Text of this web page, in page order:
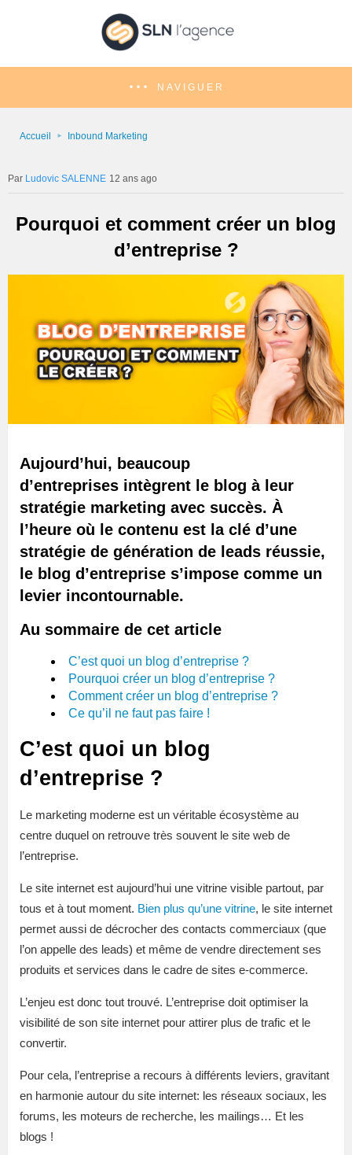
NAVIGUER
Accueil Inbound Marketing
Ludovic SALENNE 12 ans ago
Pourquoi et comment créer un blog
d’entreprise ?
Aujourd’hui, beaucoup
d’entreprises intègrent le blog à leur
stratégie marketing avec succès. À
l’heure où le contenu est la clé d’une
stratégie de génération de leads réussie,
le blog d’entreprise s’impose comme un
levier incontournable.
Au sommaire de cet article
C’est quoi un blog d’entreprise ?
Pourquoi créer un blog d’entreprise ?
Comment créer un blog d’entreprise ?
Ce qu’il ne faut pas faire !
C’est quoi un blog
d’entreprise ?
Le marketing moderne est un véritable écosystème au
centre duquel on retrouve très souvent le site web de
l’entreprise.
Le site internet est aujourd’hui une vitrine visible partout, par
tous et à tout moment. Bien plus qu’une vitrine, le site internet
permet aussi de décrocher des contacts commerciaux (que
l’on appelle des leads) et même de vendre directement ses
produits et services dans le cadre de sites e-commerce.
L’enjeu est donc tout trouvé. L’entreprise doit optimiser la
visibilité de son site internet pour attirer plus de trafic et le
convertir.
Pour cela, l’entreprise a recours à différents leviers, gravitant
en harmonie autour du site internet: les réseaux sociaux, les
forums, les moteurs de recherche, les mailings… Et les
blogs !